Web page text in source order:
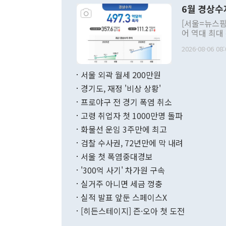
주의적 희망
관의 대북
관 부처 장
관의 무리한
다. [정동영 통일부 장관이 지난달 23일 오후 서울 종로구 정부서울청사에
무너졌다고
함께 4자 대
"우리의 선
6월 경상
[서울=뉴스
어 역대 최
료=한국은행] 한국은행이 6일 발표한 '2026년 6월 국제수지(잠정)'
며 월간 기
196.9% 급
수출은
기록했지만
로 전환됐다.
2026-08-06
서울 외곽 월세 200만원
경기도, 재정 '비상 상황'
프로야구 전 경기 폭염 취소
고령 취업자 첫 1000만명 돌파
화물선 운임 3주만에 최고
검찰 수사권, 72년만에 막 내려
서울 첫 폭염중대경보
'300억 사기' 차가원 구속
실거주 아니면 세금 껑충
실적 발표 앞둔 스페이스X
[히든스테이지] 즌·오아 첫 도전